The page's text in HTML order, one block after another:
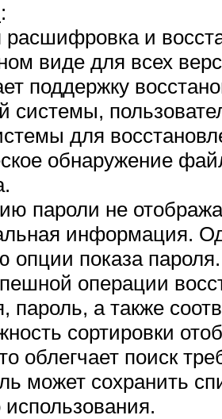
:
расшифровка и
виде для всех
поддержку
системы,
для
обнаружение
пароли не
информация.
опции показа пароля.
операции
пароль, а также
сортировки
облегчает поиск
может сохранить